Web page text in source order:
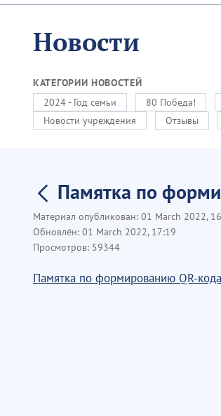
Новости
КАТЕГОРИИ НОВОСТЕЙ
2024 - Год семьи
80 Победа!
Новости учреждения
Отзывы
Памятка по
Материал опубликован: 01 March 2022,
Обновлён: 01 March 2022, 17:19
Просмотров: 59344
Памятка по формированию QR-